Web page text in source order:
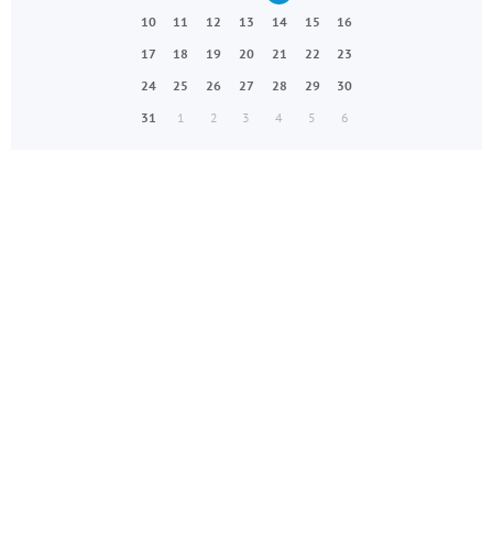
10
11 12 13 14 15
16
17
18 19 20 21 22
23
24
25 26 27 28 29
30
31
1 2 3 4 5 6